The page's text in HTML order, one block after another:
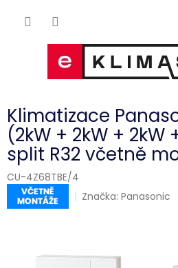
Klimatizace
(2kW + 2kW + 2kW
split R32 včetně
CU-4Z68TBE/4
Značka:Panasonic